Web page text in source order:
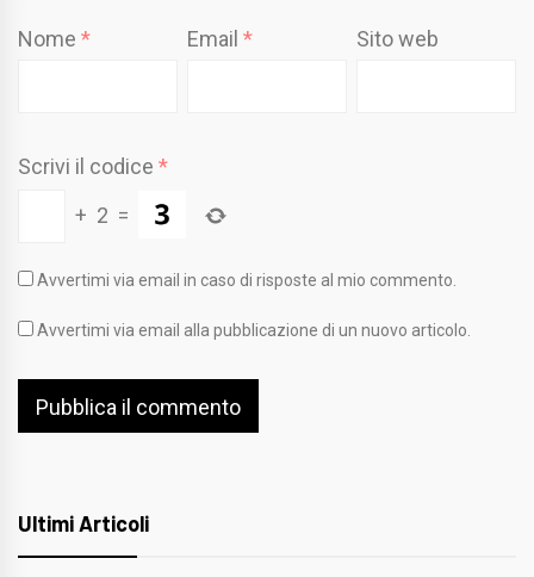
Nome * Email* Sito web
Scrivi il codice *
+ 2 =
Avvertimi via email in caso di risposte al mio commento.
Avvertimi via email alla pubblicazione di un nuovo articolo.
Ultimi Articoli